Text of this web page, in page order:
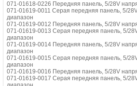
071-01618-0226 Передняя панель, 5/28V
071-01619-0011 Серая передняя панель, 5/
диапазон
071-01619-0012 Передняя панель, 5/28V
071-01619-0013 Серая передняя панель, 5/
диапазон
071-01619-0014 Передняя панель, 5/28V
диапазон
071-01619-0015 Серая передняя панель, 5/
диапазон
071-01619-0016 Передняя панель, 5/28V
071-01619-0017 Серая передняя панель, 5/